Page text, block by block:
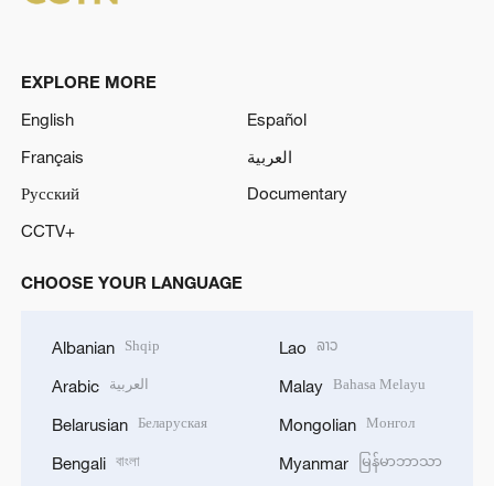
EXPLORE MORE
English
Español
Français
العربية
Русский
Documentary
CCTV+
CHOOSE YOUR LANGUAGE
Albanian Shqip
Arabic العربية
Belarusian Беларуская
Bengali বাংলা
Lao ລາວ
Malay Bahasa Melayu
Mongolian Монгол
Myanmar မြန်မာဘာသာ